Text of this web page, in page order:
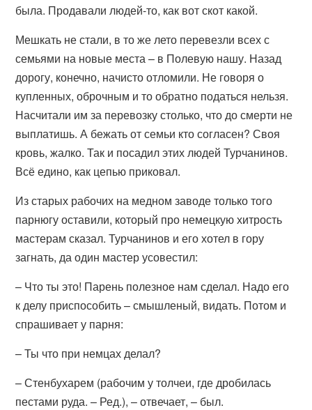
была. Продавали людей-то, как вот скот какой.
Мешкать не стали, в то же лето перевезли всех с
семьями на новые места – в Полевую нашу. Назад
дорогу, конечно, начисто отломили. Не говоря о
купленных, оброчным и то обратно податься нельзя.
Насчитали им за перевозку столько, что до смерти не
выплатишь. А бежать от семьи кто согласен? Своя
кровь, жалко. Так и посадил этих людей Турчанинов.
Всё едино, как цепью приковал.
Из старых рабочих на медном заводе только того
парнюгу оставили, который про немецкую хитрость
мастерам сказал. Турчанинов и его хотел в гору
загнать, да один мастер усовестил:
– Что ты это! Парень полезное нам сделал. Надо его
к делу приспособить – смышленый, видать. Потом и
спрашивает у парня:
– Ты что при немцах делал?
– Стенбухарем (рабочим у толчеи, где дробилась
пестами руда. – Ред.), – отвечает, – был.